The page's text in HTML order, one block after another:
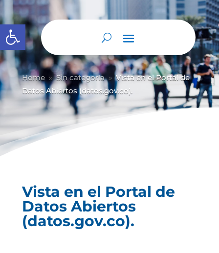
Abrir barra de herramientas
Home 9 Sin categoría 9 Vista en el Portal de
Datos Abiertos (datos.gov.co).
Vista en el Portal de
Datos Abiertos
(datos.gov.co).